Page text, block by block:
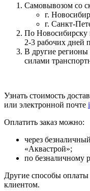
Самовывозом со
г.
г. Санкт-
По Новосибирску
2-3 рабочих дней
В другие
силами
Узнать стоимость
или электронной почте
Оплатить заказ можно:
через
«Аквастрой»;
по безналичному
Другие способы
клиентом.